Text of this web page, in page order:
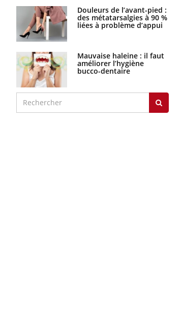
Douleurs de l’avant-pied :
des métatarsalgies à 90 %
liées à problème d’appui
Mauvaise haleine : il faut
améliorer l’hygiène
bucco-dentaire